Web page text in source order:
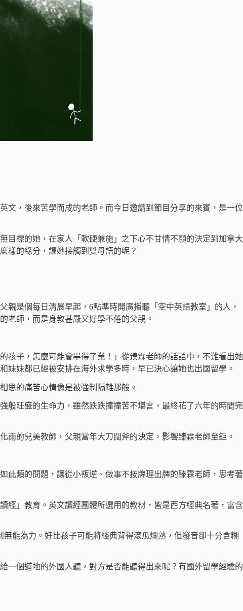
文，後來苦學而成的老師。而今日邀請到節目分享的來賓，是一位
目標的她，在家人「軟硬兼施」之下心不甘情不願的決定到加拿大
樣的緣分，讓她接觸到雙母語的呢？
親是個每日清晨早起，6點準時開廣播聽「空中英語教室」的人，
老師，而是身教甚嚴又好學不倦的父親。
孩子，怎麼可能會畢得了業！」從臻霖老師的話語中，不難看出她
妹都已經被安排在海外求學多時，早已決心讓她也出國留學。
思的痛苦心情像是被強制隔離那般。
般旺盛的生命力，雖然跌跌撞撞苦不堪言，最終花了六年的時間完
的兒美教師，父親當年大刀闊斧的決定，影響臻霖老師至鉅。
此類的問題，讓從小叛逆、做事不按牌理出牌的臻霖老師，思考著
經」教育。英文讀經團體所選用的教材，皆是西方經典名著，富含
能為力。好比孩子可能將經典背得滾瓜爛熟，但發音卻十分含糊
一個道地的外國人聽，對方是否能聽得出來呢？有國外留學經驗的